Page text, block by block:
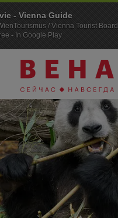
- Vienna Guide
/ Vienna Tourist Board
- In Google Play